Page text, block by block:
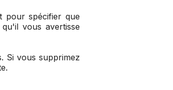
pour spécifier que
vous avertisse
Si vous supprimez